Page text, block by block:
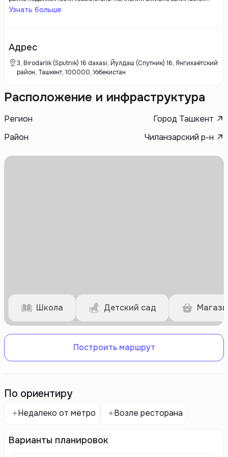
строительством жилых комплексов и коммерческой недвижимости,
стандартам. Команда профессионалов состоит из опытных
архитекторов, инженеров и проектировщиков компании, что
обеспечивает успешную реализацию проектов и вызывает
удовлетворение клиентов.
Узнать больше
Адрес
3, Birodarlik (Sputnik) 16 daxasi, Йулдаш (Спутник) 16, Янгихаётский
район, Ташкент, 100000, Узбекистан
Расположение и инфраструктура
Регион
Город Ташкент
Район
Чиланзарский р-н
Школа Детский сад
Построить маршрут
По ориентиру
Недалеко от метро Возле ресторана
Варианты планировок